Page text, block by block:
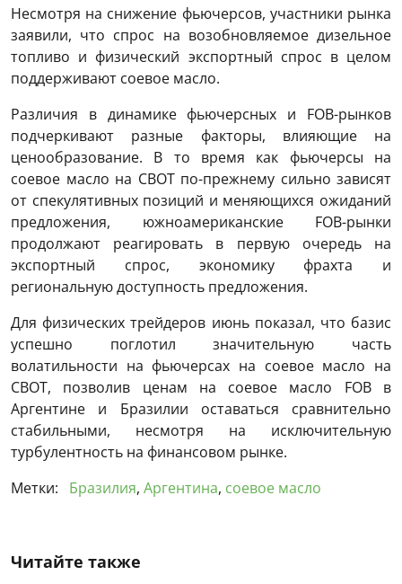
Несмотря на снижение фьючерсов, участники рынка
заявили, что спрос на возобновляемое дизельное
топливо и физический экспортный спрос в целом
поддерживают соевое масло.
Различия в динамике фьючерсных и FOB-рынков
подчеркивают разные факторы, влияющие на
ценообразование. В то время как фьючерсы на
соевое масло на CBOT по-прежнему сильно зависят
от спекулятивных позиций и меняющихся ожиданий
предложения, южноамериканские FOB-рынки
продолжают реагировать в первую очередь на
экспортный спрос, экономику фрахта и
региональную доступность предложения.
Для физических трейдеров июнь показал, что базис
успешно поглотил значительную часть
волатильности на фьючерсах на соевое масло на
CBOT, позволив ценам на соевое масло FOB в
Аргентине и Бразилии оставаться сравнительно
стабильными, несмотря на исключительную
турбулентность на финансовом рынке.
Метки:
Бразилия, Аргентина, соевое масло
Читайте также